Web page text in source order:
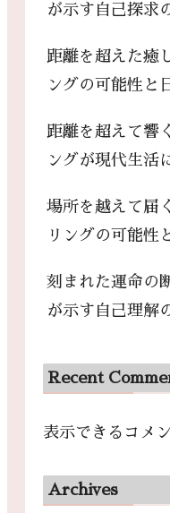
が示す自己探求
距離を超えた癒
ングの可能性と
距離を超えて響
ングが現代生活
場所を越えて届
リングの可能性
刻まれた運命の
が示す自己理解
Recent
表示できるコメ
Archives